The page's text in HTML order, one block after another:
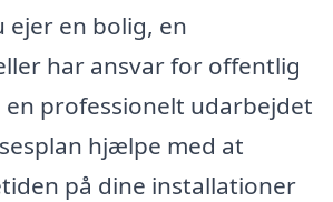
ejer en bolig, en
har ansvar for offentlig
en professionelt udarbejdet
hjælpe med at
på dine installationer